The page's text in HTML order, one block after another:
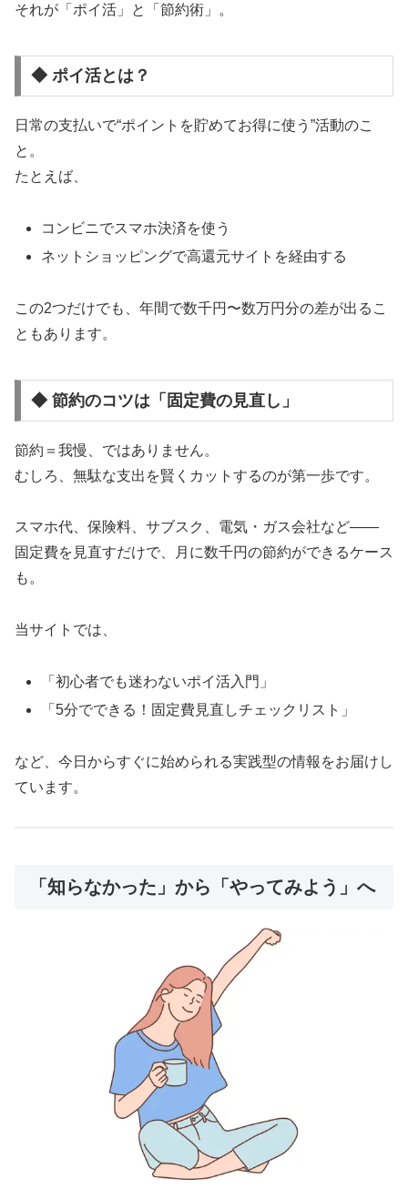
それが「ポイ活」と「節約術」。
◆ ポイ活とは？
日常の支払いで“ポイントを貯めてお得に使う”活動のこ
と。
たとえば、
コンビニでスマホ決済を使う
ネットショッピングで高還元サイトを経由する
この2つだけでも、年間で数千円〜数万円分の差が出るこ
ともあります。
◆ 節約のコツは「固定費の見直し」
節約＝我慢、ではありません。
むしろ、無駄な支出を賢くカットするのが第一歩です。
スマホ代、保険料、サブスク、電気・ガス会社など――
固定費を見直すだけで、月に数千円の節約ができるケース
も。
当サイトでは、
「初心者でも迷わないポイ活入門」
「5分でできる！固定費見直しチェックリスト」
など、今日からすぐに始められる実践型の情報をお届けし
ています。
「知らなかった」から「やってみよう」へ